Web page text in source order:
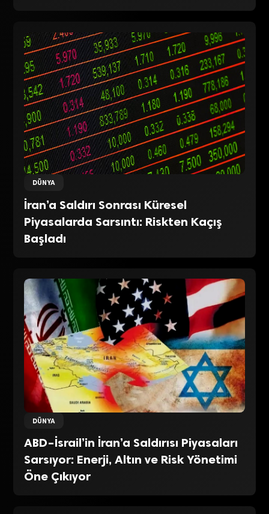
DÜNYA
İran’a Saldırı Sonrası Küresel
Piyasalarda Sarsıntı: Riskten Kaçış
Başladı
DÜNYA
ABD–İsrail’in İran’a Saldırısı Piyasaları
Sarsıyor: Enerji, Altın ve Risk Yönetimi
Öne Çıkıyor